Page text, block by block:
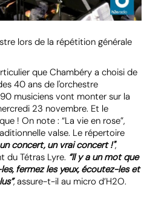
lors de la répétition générale
que Chambéry a choisi de
40 ans de l'orchestre
musiciens vont monter sur la
23 novembre. Et le
! On note : “La vie en rose”,
valse. Le répertoire
concert, un vrai concert !",
du Tétras Lyre. “Il y a un mot que
fermez les yeux, écoutez-les et
, assure-t-il au micro d’H2O.